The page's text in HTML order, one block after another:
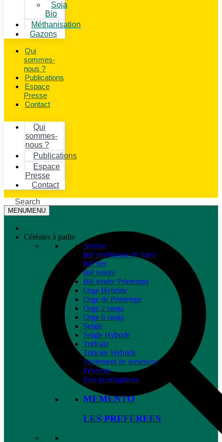
Soja
Bio
Méthanisation
Gazons
Qui
sommes-
nous ?
Publications
Espace
Presse
Contact
Qui
sommes-
nous ?
Publications
Espace
Presse
Contact
Search
MENUMENU
Céréales à paille
Avoine
Blé améliorant de force
Blé dur
Blé tendre
Blé tendre Printemps
Orge Hybride
Orge de Printemps
Orge 2 rangs
Orge 6 rangs
Seigle
Seigle Hybride
Triticale
Triticale Hybride
Traitement de semences
Féverole
Pois protéagineux
MEMENTO
LES PREFEREES